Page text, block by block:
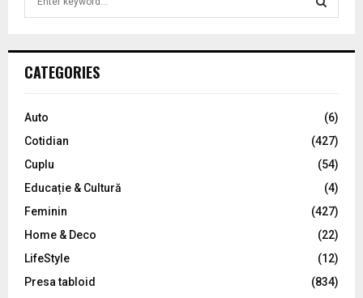
h
o
:
C
CATEGORIES
Auto
(6)
Cotidian
(427)
Cuplu
(54)
Educație & Cultură
(4)
Feminin
(427)
Home & Deco
(22)
LifeStyle
(12)
Presa tabloid
(834)